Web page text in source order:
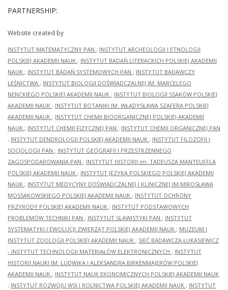
PARTNERSHIP:
Website created by
INSTYTUT MATEMATYCZNY PAN ; INSTYTUT ARCHEOLOGII I ETNOLOGII
POLSKIEJ AKADEMII NAUK ; INSTYTUT BADAŃ LITERACKICH POLSKIEJ AKADEMII
NAUK ; INSTYTUT BADAŃ SYSTEMOWYCH PAN ; INSTYTUT BADAWCZY
LEŚNICTWA ; INSTYTUT BIOLOGII DOŚWIADCZALNEJ IM. MARCELEGO
NENCKIEGO POLSKIEJ AKADEMII NAUK ; INSTYTUT BIOLOGII SSAKÓW POLSKIEJ
AKADEMII NAUK ; INSTYTUT BOTANIKI IM. WŁADYSŁAWA SZAFERA POLSKIEJ
AKADEMII NAUK ; INSTYTUT CHEMII BIOORGANICZNEJ POLSKIEJ AKADEMII
NAUK ; INSTYTUT CHEMII FIZYCZNEJ PAN ; INSTYTUT CHEMII ORGANICZNEJ PAN
; INSTYTUT DENDROLOGII POLSKIEJ AKADEMII NAUK ; INSTYTUT FILOZOFII I
SOCJOLOGII PAN ; INSTYTUT GEOGRAFII I PRZESTRZENNEGO
ZAGOSPODAROWANIA PAN ; INSTYTUT HISTORII im. TADEUSZA MANTEUFFLA
POLSKIEJ AKADEMII NAUK ; INSTYTUT JĘZYKA POLSKIEGO POLSKIEJ AKADEMII
NAUK ; INSTYTUT MEDYCYNY DOŚWIADCZALNEJ I KLINICZNEJ IM.MIROSŁAWA
MOSSAKOWSKIEGO POLSKIEJ AKADEMII NAUK ; INSTYTUT OCHRONY
PRZYRODY POLSKIEJ AKADEMII NAUK ; INSTYTUT PODSTAWOWYCH
PROBLEMÓW TECHNIKI PAN ; INSTYTUT SLAWISTYKI PAN ; INSTYTUT
SYSTEMATYKI I EWOLUCJI ZWIERZĄT POLSKIEJ AKADEMII NAUK ; MUZEUM I
INSTYTUT ZOOLOGII POLSKIEJ AKADEMII NAUK ; SIEĆ BADAWCZA ŁUKASIEWICZ
- INSTYTUT TECHNOLOGII MATERIAŁÓW ELEKTRONICZNYCH ; INSTYTUT
HISTORII NAUKI IM. LUDWIKA I ALEKSANDRA BIRKENMAJERÓW POLSKIEJ
AKADEMII NAUK ; INSTYTUT NAUK EKONOMICZNYCH POLSKIEJ AKADEMII NAUK
; INSTYTUT ROZWOJU WSI I ROLNICTWA POLSKIEJ AKADEMII NAUK ; INSTYTUT